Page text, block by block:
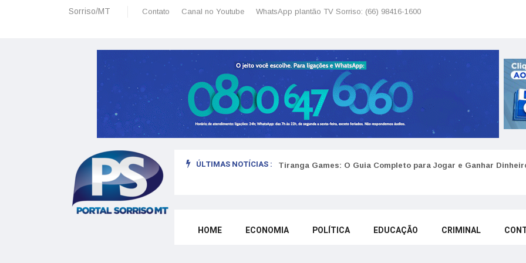
Sorriso/MT Contato Canal no Youtube WhatsApp plantão TV Sorriso: (66) 98416-1600
ÚLTIMAS NOTÍCIAS :
planeamento financeiro detalhado para não passar sufoco Tiranga Games: O Guia Completo para Jogar e Ganhar
HOME ECONOMIA POLÍTICA EDUCAÇÃO CRIMINAL